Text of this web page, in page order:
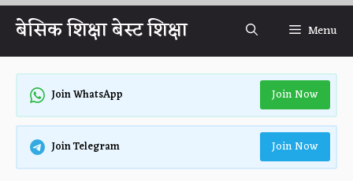
Skip
content
बेसिक शिक्षा बेस्ट शिक्षा Menu
Join WhatsApp Join Now
Join Telegram Join Now